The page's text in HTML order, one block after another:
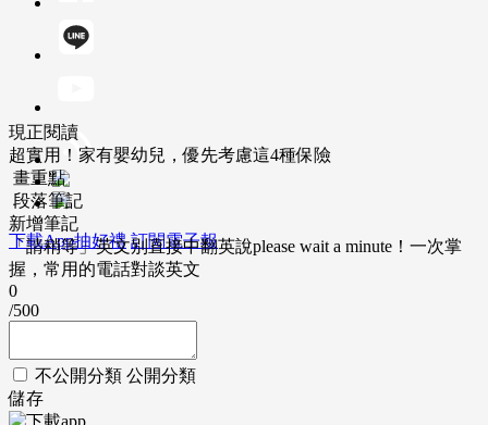
下載App抽好禮 訂閱電子報
現正閱讀
超實用！家有嬰幼兒，優先考慮這4種保險
畫重點
段落筆記
新增筆記
「請稍等」英文別直接中翻英說please wait a minute！一次掌
握，常用的電話對談英文
0
/500
不公開分類 公開分類
儲存